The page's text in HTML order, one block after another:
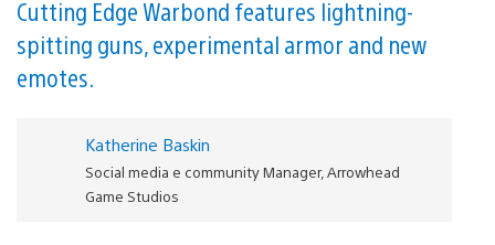
Cutting Edge Warbond features lightning-
spitting guns, experimental armor and new
emotes.
Katherine Baskin
Social media e community Manager, Arrowhead
Game Studios